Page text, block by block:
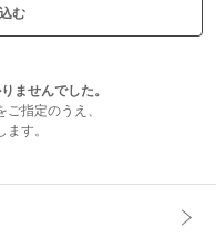
む
ませんでした。
指定のうえ、
す。